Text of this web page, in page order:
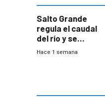
Salto Grande
regula el caudal
del río y se
prepara para un
Hace 1 semana